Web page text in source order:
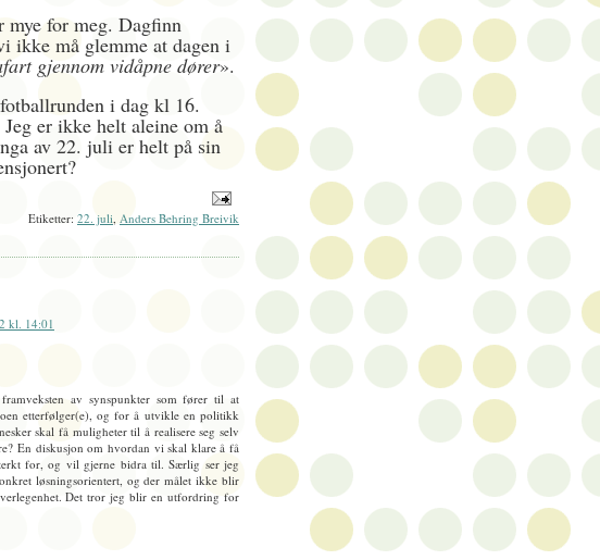
for meg. Dagfinn
ikke må glemme at dagen i
gjennom vidåpne dører».
i dag kl 16.
er ikke helt aleine om å
av 22. juli er helt på sin
Etiketter: 22. juli, Anders Behring Breivik
kl. 14:01
av synspunkter som fører til at
etterfølger(e), og for å utvikle en politikk
skal få muligheter til å realisere seg selv
En diskusjon om hvordan vi skal klare å få
for, og vil gjerne bidra til. Særlig ser jeg
løsningsorientert, og der målet ikke blir
Det tror jeg blir en utfordring for